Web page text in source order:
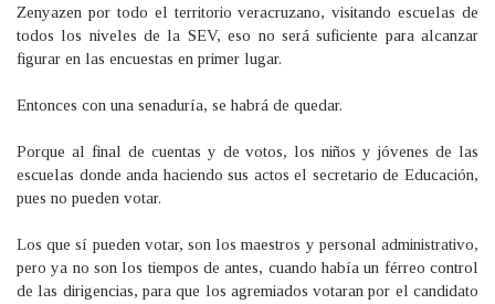
Zenyazen por todo el territorio veracruzano, visitando escuelas de
todos los niveles de la SEV, eso no será suficiente para alcanzar
figurar en las encuestas en primer lugar.
Entonces con una senaduría, se habrá de quedar.
Porque al final de cuentas y de votos, los niños y jóvenes de las
escuelas donde anda haciendo sus actos el secretario de Educación,
pues no pueden votar.
Los que sí pueden votar, son los maestros y personal administrativo,
pero ya no son los tiempos de antes, cuando había un férreo control
de las dirigencias, para que los agremiados votaran por el candidato